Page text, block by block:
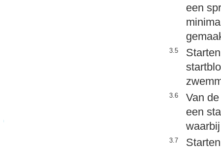
een
3.5
3.6
Van
een
3.7